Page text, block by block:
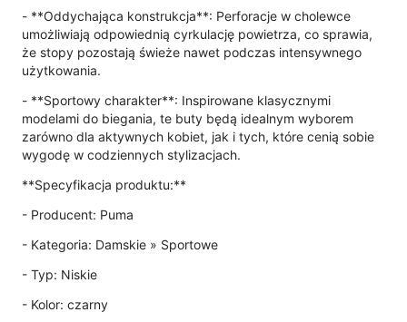
- **Oddychająca konstrukcja**: Perforacje w cholewce
umożliwiają odpowiednią cyrkulację powietrza, co sprawia,
że stopy pozostają świeże nawet podczas intensywnego
użytkowania.
- **Sportowy charakter**: Inspirowane klasycznymi
modelami do biegania, te buty będą idealnym wyborem
zarówno dla aktywnych kobiet, jak i tych, które cenią sobie
wygodę w codziennych stylizacjach.
**Specyfikacja produktu:**
- Producent: Puma
- Kategoria: Damskie » Sportowe
- Typ: Niskie
- Kolor: czarny